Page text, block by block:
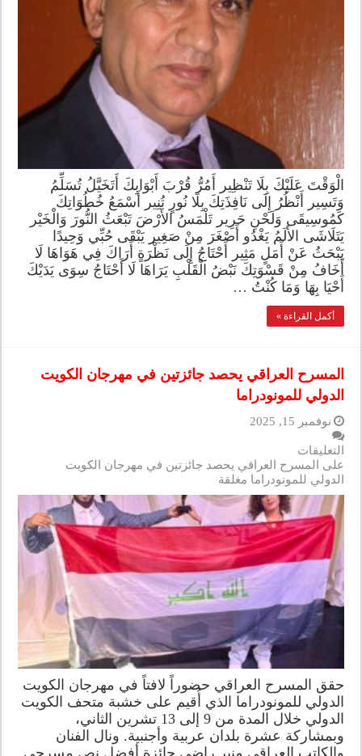
الْوَقْتَ عَلَيْكَ بِلَا تَنْظِير أَمُرُّ قُرْبَ أَبْوَابِكَ أَتَخَيَّلُ تُسَلِّمُ
وَتَسِير أَنْظُرُ إِلَى نَافِذَتِكَ بِلَا نُورٍ تُنِير أَسْمَعُ خُطُوَاتِكَ
كَمُوسِيقَى وَلَحْنِ حَرِير تَلْمَسُ الأَرْضَ تَبْعَثُ النُّورَ وَالْخَيْر
يَتَلَاشَى الأَلَمُ يَغْدُو أَصْغَرَ مِنْ صَغِير يَبْقَى حُبِّي وَحِيدًا
يَبْحَثُ عَنْ أَمَلٍ مَثِير أَحْتَاجُ إِلَى نَظْرَةٍ أَرَاكَ فِي هَوَاهَا لَا
أَخَافُ مِنْ قَسْوَتِكَ نَبْضُ الْقَلْبِ يَرَاهَا لَا أَحْتَاجُ سِوَى يَدَيْكَ
أَحْيَا بِهَا وَمَا كُنْتُ …
أكمل القراءة »
المسرح العراقي يحصد جائزتين في مهرجان الكويت
الدولي للمونودراما
نوفمبر 15, 2025
التعليقات
على المسرح العراقي يحصد جائزتين في مهرجان الكويت
الدولي للمونودراما مغلقة
حقق المسرح العراقي حضوراً لافتاً في مهرجان الكويت
الدولي للمونودراما الذي أُقيم على خشبة متحف الكويت
الدولي خلال المدة من 9 إلى 13 تشرين الثاني،
وبمشاركة عشرة بلدان عربية وأجنبية. ونال الفنان
والكاتب العراقي منير راضي جائزة أفضل نص مسرحي